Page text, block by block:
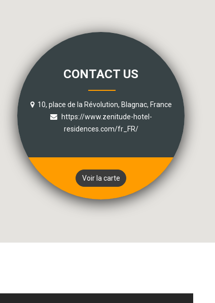
CONTACT US
10, place de la Révolution, Blagnac, France
https://www.zenitude-hotel-
residences.com/fr_FR/
Voir la carte